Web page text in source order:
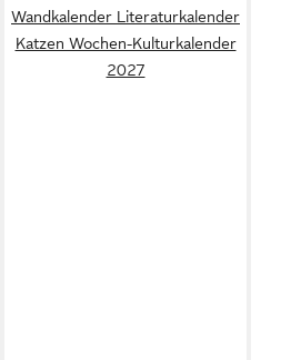
Wandkalender Literaturkalender
Katzen Wochen-Kulturkalender
2027